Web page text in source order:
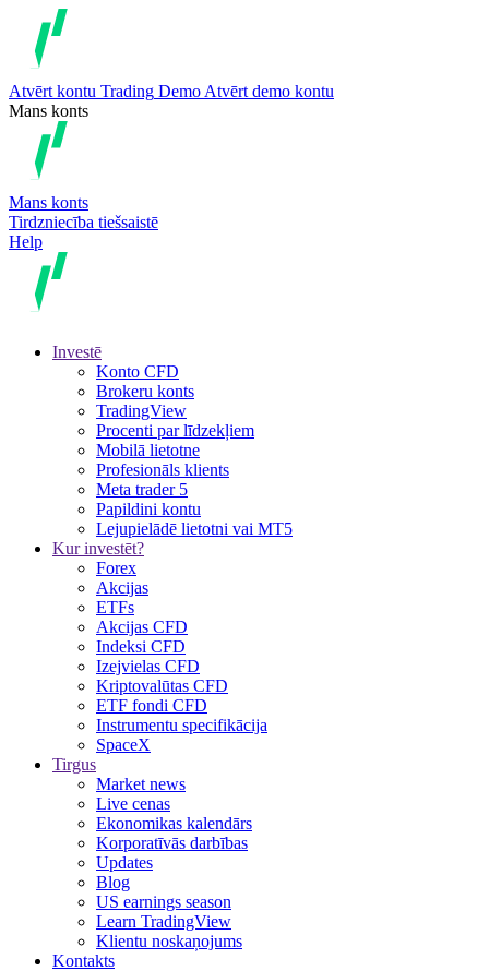
Atvērt kontu Trading Demo Atvērt demo kontu
Mans konts
Mans konts
Tirdzniecība tiešsaistē
Help
Investē
Konto CFD
Brokeru konts
TradingView
Procenti par līdzekļiem
Mobilā lietotne
Profesionāls klients
Meta trader 5
Papildini kontu
Lejupielādē lietotni vai MT5
Kur investēt?
Forex
Akcijas
ETFs
Akcijas CFD
Indeksi CFD
Izejvielas CFD
Kriptovalūtas CFD
ETF fondi CFD
Instrumentu specifikācija
SpaceX
Tirgus
Market news
Live cenas
Ekonomikas kalendārs
Korporatīvās darbības
Updates
Blog
US earnings season
Learn TradingView
Klientu noskaņojums
Kontakts